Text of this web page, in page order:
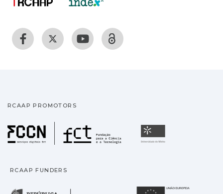
RCAAP PROMOTORS
Fundação para a
RCAAP FUNDERS